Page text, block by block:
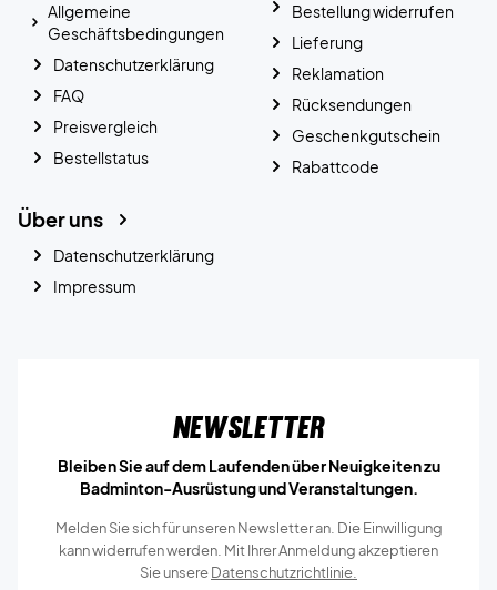
Allgemeine
Geschäftsbedingungen
Datenschutzerklärung
FAQ
Preisvergleich
Bestellstatus
Bestellung widerrufen
Lieferung
Reklamation
Rücksendungen
Geschenkgutschein
Rabattcode
Über uns
Datenschutzerklärung
Impressum
Newsletter
Bleiben Sie auf dem Laufenden über Neuigkeiten zu
Badminton-Ausrüstung und Veranstaltungen.
Melden Sie sich für unseren Newsletter an. Die Einwilligung
kann widerrufen werden. Mit Ihrer Anmeldung akzeptieren
Sie unsereDatenschutzrichtlinie.